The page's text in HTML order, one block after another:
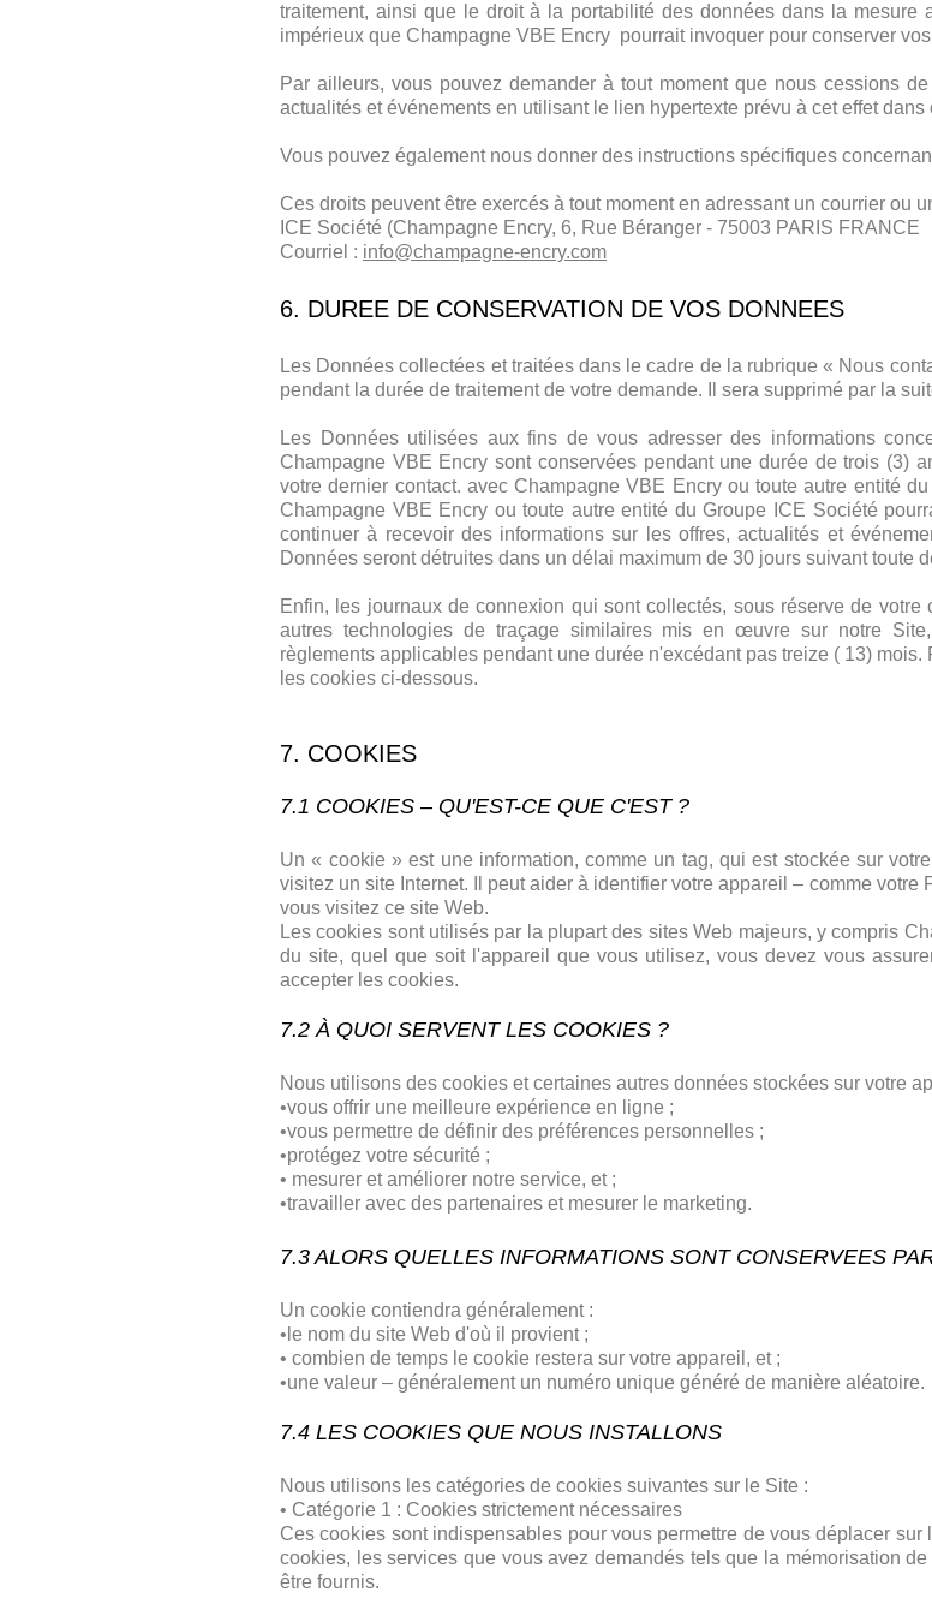
traitement, ainsi que le droit à la portabilité des données dans la mesure
impérieux que Champagne VBE Encry pourrait invoquer pour conserver
Par ailleurs, vous pouvez demander à tout moment que nous cessions
actualités et événements en utilisant le lien hypertexte prévu à cet effet
Vous pouvez également nous donner des instructions spécifiques
Ces droits peuvent être exercés à tout moment en adressant un courrier ou
ICE Société (Champagne Encry, 6, Rue Béranger - 75003 PARIS FRANCE
Courriel : info@champagne-encry.com
6. DUREE DE CONSERVATION DE VOS DONNEES
Les Données collectées et traitées dans le cadre de la rubrique « Nous
pendant la durée de traitement de votre demande. Il sera supprimé par la
Les Données utilisées aux fins de vous adresser des informations
Champagne VBE Encry sont conservées pendant une durée de trois (3)
votre dernier contact. avec Champagne VBE Encry ou toute autre entité
Champagne VBE Encry ou toute autre entité du Groupe ICE Société
continuer à recevoir des informations sur les offres, actualités et
Données seront détruites dans un délai maximum de 30 jours suivant toute
Enfin, les journaux de connexion qui sont collectés, sous réserve de
autres technologies de traçage similaires mis en œuvre sur notre
règlements applicables pendant une durée n'excédant pas treize ( 13)
les cookies ci-dessous.
7. COOKIES
7.1 COOKIES – QU'EST-CE QUE C'EST ?
Un « cookie » est une information, comme un tag, qui est stockée sur
visitez un site Internet. Il peut aider à identifier votre appareil – comme
vous visitez ce site Web.
Les cookies sont utilisés par la plupart des sites Web majeurs, y compris
du site, quel que soit l'appareil que vous utilisez, vous devez vous
accepter les cookies.
7.2 À QUOI SERVENT LES COOKIES ?
Nous utilisons des cookies et certaines autres données stockées sur votre
•vous offrir une meilleure expérience en ligne ;
•vous permettre de définir des préférences personnelles ;
•protégez votre sécurité ;
• mesurer et améliorer notre service, et ;
•travailler avec des partenaires et mesurer le marketing.
7.3 ALORS QUELLES INFORMATIONS SONT CONSERVEES
Un cookie contiendra généralement :
•le nom du site Web d'où il provient ;
• combien de temps le cookie restera sur votre appareil, et ;
•une valeur – généralement un numéro unique généré de manière aléatoire.
7.4 LES COOKIES QUE NOUS INSTALLONS
Nous utilisons les catégories de cookies suivantes sur le Site :
• Catégorie 1 : Cookies strictement nécessaires
Ces cookies sont indispensables pour vous permettre de vous déplacer
cookies, les services que vous avez demandés tels que la mémorisation
être fournis.